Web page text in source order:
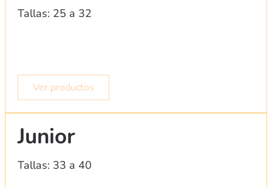
Tallas: 25 a 32
Ver productos
Junior
Tallas: 33 a 40